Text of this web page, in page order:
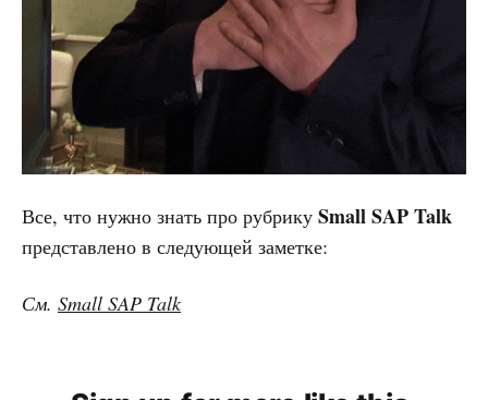
Все, что нужно знать про рубрику Small SAP Talk
представлено в следующей заметке:
См. Small SAP Talk